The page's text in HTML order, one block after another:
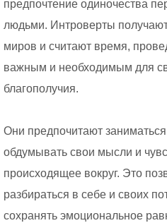
предпочтение одиночества
людьми. Интроверты
миров и считают время,
важным и необходимым для
благополучия.
Они предпочитают
обдумывать свои мысли и
происходящее вокруг. Это
разбираться в себе и своих
сохранять эмоциональное